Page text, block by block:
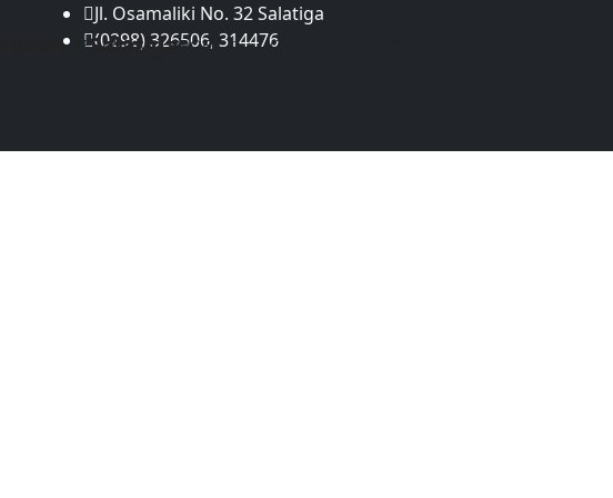
Jl. Osamaliki No. 32 Salatiga
(0298) 326506, 314476
BERANDA PROFIL KTSP